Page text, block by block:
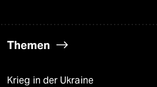
Themen
Krieg in der Ukraine